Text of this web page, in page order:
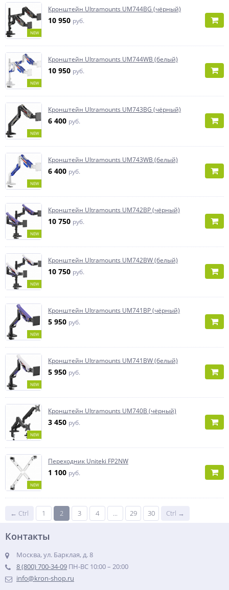
NEW
Кронштейн Ultramounts UM744BG (чёрный)
10 950 руб.
NEW
Кронштейн Ultramounts UM744WB (белый)
10 950 руб.
NEW
Кронштейн Ultramounts UM743BG (чёрный)
6 400 руб.
NEW
Кронштейн Ultramounts UM743WB (белый)
6 400 руб.
NEW
Кронштейн Ultramounts UM742BP (чёрный)
10 750 руб.
NEW
Кронштейн Ultramounts UM742BW (белый)
10 750 руб.
NEW
Кронштейн Ultramounts UM741BP (чёрный)
5 950 руб.
NEW
Кронштейн Ultramounts UM741BW (белый)
5 950 руб.
NEW
Кронштейн Ultramounts UM740B (чёрный)
3 450 руб.
NEW
Переходник Uniteki FP2NW
1 100 руб.
← Ctrl 1 2 3 4 ... 29 30 Ctrl →
Контакты
Москва, ул. Барклая, д. 8
8 (800) 700-34-09 ПН-ВС 10:00 – 20:00
info@kron-shop.ru